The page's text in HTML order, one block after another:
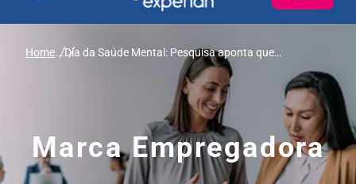
Home...Dia da Saúde Mental: Pesquisa aponta que
profissionais pedem líderes mais empáticos e
benefícios flexíveis no ambiente de trabalho
Marca Empregadora